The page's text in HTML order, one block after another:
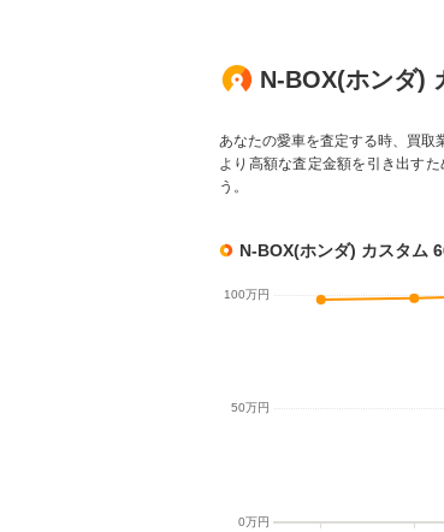
N-BOX(ホンダ)
あなたの愛車を査定する時、買取
より高額な査定金額を引き出す
う。
N-BOX(ホンダ) カスタム